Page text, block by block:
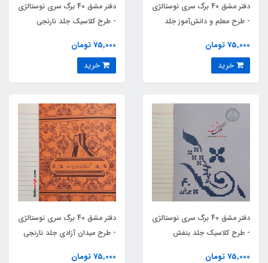
دفتر مشق 40 برگ سری نوستالژی
- طرح معلم و دانش‌آموز جلد
75,000 تومان
دفتر مشق 40 برگ سری نوستالژی
- طرح کلاسیک جلد نارنجی
75,000 تومان
دفتر مشق 40 برگ سری نوستالژی
- طرح کلاسیک جلد بنفش
75,000 تومان
دفتر مشق 40 برگ سری نوستالژی
- طرح میدان آزادی جلد نارنجی
75,000 تومان